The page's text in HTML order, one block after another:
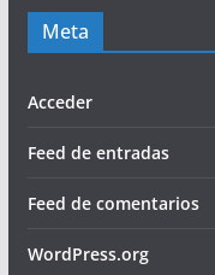
Meta
Acceder
Feed de entradas
Feed de comentarios
WordPress.org